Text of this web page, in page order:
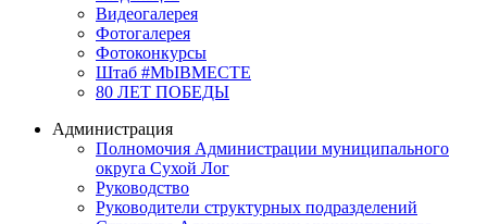
Видеогалерея
Фотогалерея
Фотоконкурсы
Штаб #MbIBMECTE
80 ЛЕТ ПОБЕДЫ
Администрация
Полномочия Администрации муниципального
округа Сухой Лог
Руководство
Руководители структурных подразделений